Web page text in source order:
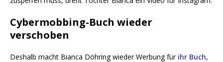
Cybermobbing-Buch wieder
verschoben
Des­halb macht Bian­ca Döh­ring wie­der Wer­bung für ihr Buch,